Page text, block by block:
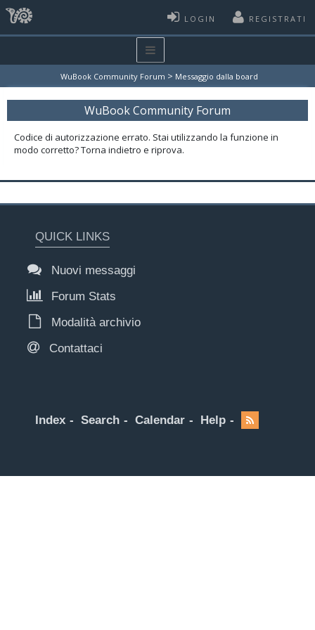
LOGIN REGISTRATI
WuBook Community Forum > Messaggio dalla board
WuBook Community Forum
Codice di autorizzazione errato. Stai utilizzando la funzione in
modo corretto? Torna indietro e riprova.
QUICK LINKS
Nuovi messaggi
Forum Stats
Modalità archivio
Contattaci
Index Search Calendar Help